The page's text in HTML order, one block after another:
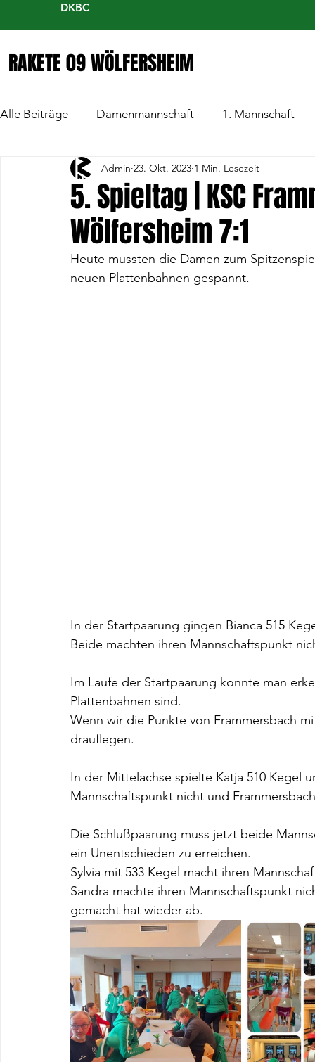
DKBC
RAKETE 09 WÖLFERSHEIM
Alle Beiträge Damenmannschaft 1. Mannschaft
5. Spieltag | KSC
Wölfersheim 7:1
Admin 23. Okt. 2023 1 Min. Lesezeit
Heute mussten die Damen zum
neuen Plattenbahnen gespannt.
In der Startpaarung gingen Bianca 515
Beide machten ihren Mannschaftspunkt
Im Laufe der Startpaarung konnte man
Plattenbahnen sind.
Wenn wir die Punkte von Frammersbach
drauflegen.
In der Mittelachse spielte Katja 510 Kegel
Mannschaftspunkt nicht und
Die Schlußpaarung muss jetzt beide
ein Unentschieden zu erreichen.
Sylvia mit 533 Kegel macht ihren
Sandra machte ihren Mannschaftspunkt
gemacht hat wieder ab.